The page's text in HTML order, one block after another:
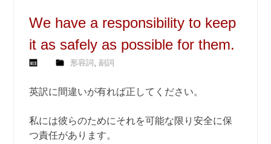
We have a responsibility to keep
it as safely as possible for them.
形容詞 ,副詞
英訳に間違いが有れば正してください。
私には彼らのためにそれを可能な限り安全に保
つ責任があります。